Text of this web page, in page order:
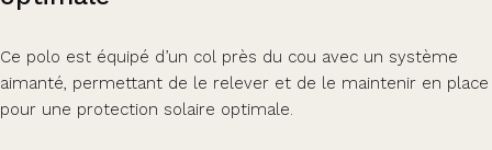
Ce polo est équipé d’un col près du cou avec un système
aimanté, permettant de le relever et de le maintenir en place
pour une protection solaire optimale.